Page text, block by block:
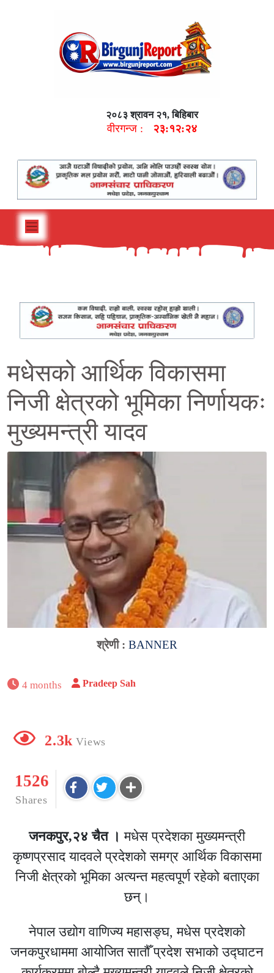
२०८३ श्रावन २१, बिहिबार
वीरगन्ज : २३:१२:२५
मधेसको आर्थिक विकासमा
निजी क्षेत्रको भूमिका निर्णायकः
मुख्यमन्त्री यादव
श्रेणी : BANNER
4 months Pradeep Sah
2.3k Views
1526
Shares
जनकपुर,२४ चैत । मधेस प्रदेशका मुख्यमन्त्री
कृष्णप्रसाद यादवले प्रदेशको समग्र आर्थिक विकासमा
निजी क्षेत्रको भूमिका अत्यन्त महत्वपूर्ण रहेको बताएका
छन्।
नेपाल उद्योग वाणिज्य महासङ्घ, मधेस प्रदेशको
जनकपुरधाममा आयोजित सातौँ प्रदेश सभाको उद्घाटन